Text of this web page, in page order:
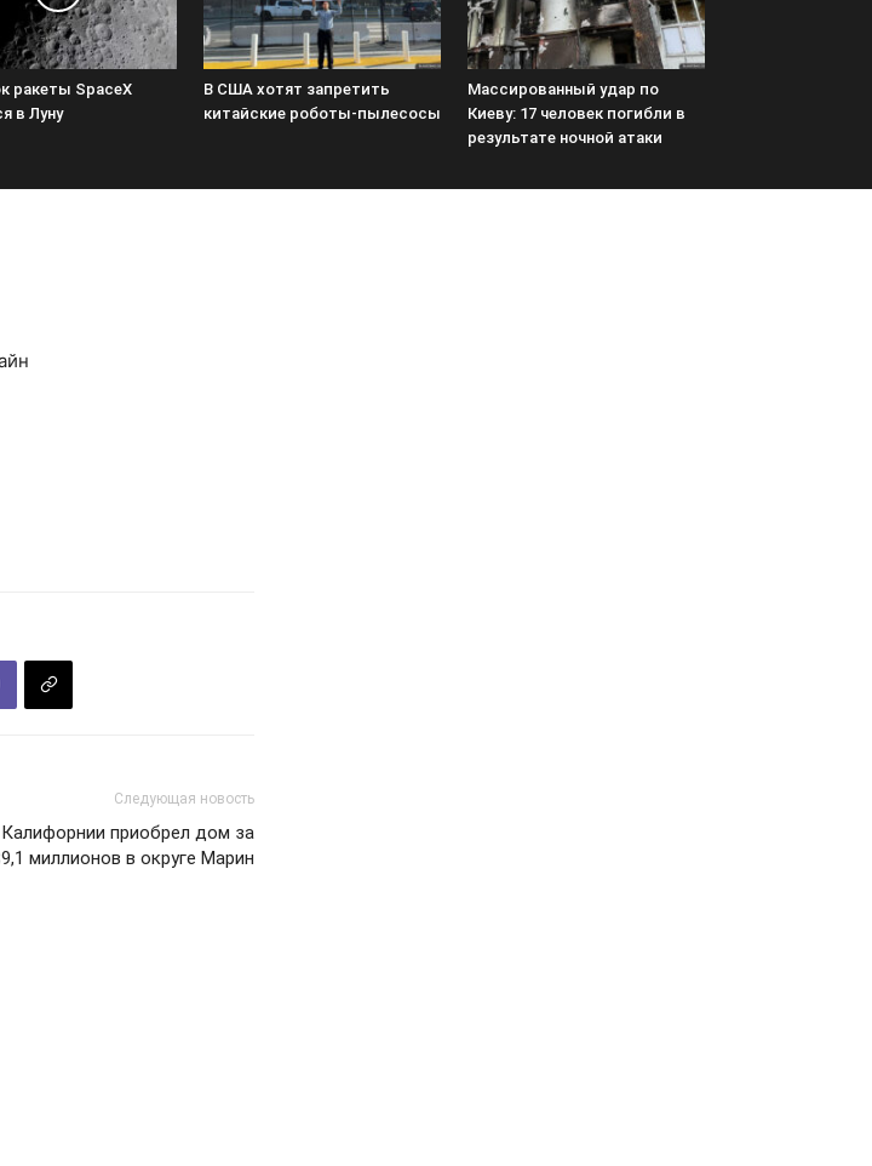
ракеты SpaceX
в Луну
В США хотят запретить
китайские роботы-пылесосы
Массированный удар по
Киеву: 17 человек погибли в
результате ночной атаки
Следующая новость
Калифорнии приобрел дом за
миллионов в округе Марин